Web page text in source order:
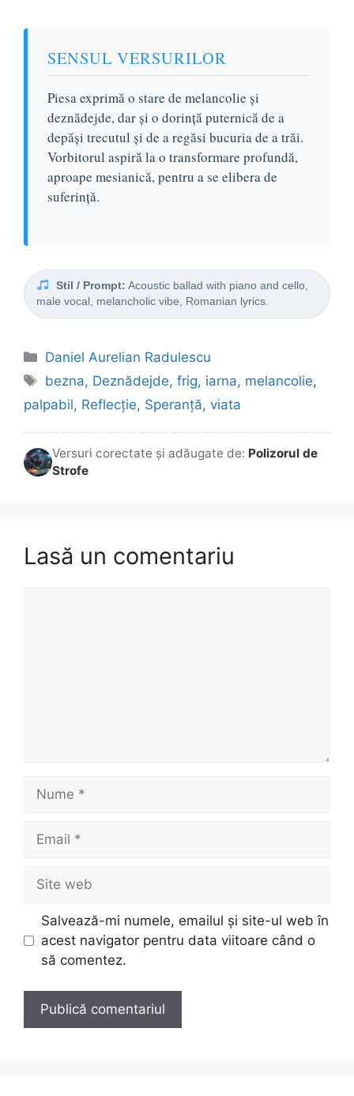
SENSUL VERSURILOR
Piesa exprimă o stare de melancolie și
deznădejde, dar și o dorință puternică de a
depăși trecutul și de a regăsi bucuria de a trăi.
Vorbitorul aspiră la o transformare profundă,
aproape mesianică, pentru a se elibera de
suferință.
Stil / Prompt: Acoustic ballad with piano and cello,
male vocal, melancholic vibe, Romanian lyrics.
Categorii
Daniel Aurelian Radulescu
Etichete
bezna, Deznădejde,frig, iarna, melancolie,
palpabil, Reflecție, Speranță, viata
Versuri corectate și adăugate de: Polizorul de
Strofe
Lasă un comentariu
Nume
Email
Site
web
Salvează-mi numele, emailul și site-ul web în
acest navigator pentru data viitoare când o
să comentez.